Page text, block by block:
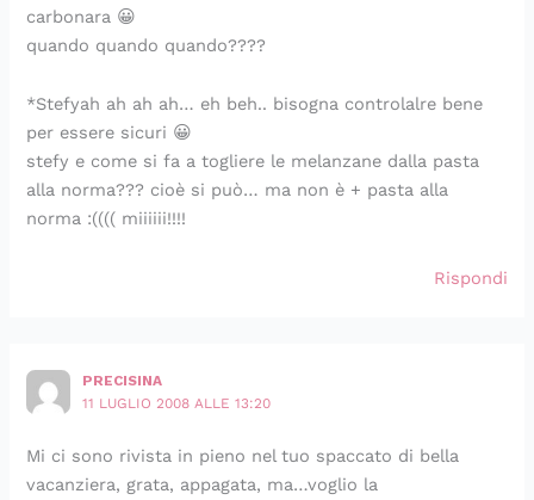
carbonara 😀
quando quando quando????
*Stefyah ah ah ah… eh beh.. bisogna controlalre bene
per essere sicuri 😀
stefy e come si fa a togliere le melanzane dalla pasta
alla norma??? cioè si può… ma non è + pasta alla
norma :(((( miiiiii!!!!
Rispondi
PRECISINA
11 LUGLIO 2008 ALLE 13:20
Mi ci sono rivista in pieno nel tuo spaccato di bella
vacanziera, grata, appagata, ma…voglio la